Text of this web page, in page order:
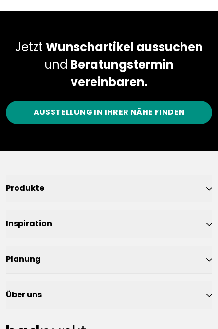
Jetzt Wunschartikel aussuchen
und Beratungstermin
vereinbaren.
AUSSTELLUNG IN IHRER NÄHE FINDEN
Produkte
Inspiration
Planung
Über uns